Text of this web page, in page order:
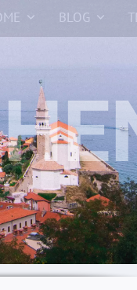
BLOG